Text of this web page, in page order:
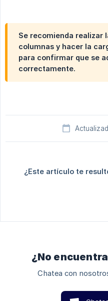
Se recomienda realizar
columnas y hacer la
para confirmar que se
correctamente.
¿Este artículo te
¿No
Chatea con